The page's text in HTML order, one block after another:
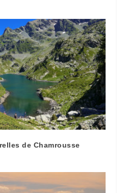
de Chamrousse